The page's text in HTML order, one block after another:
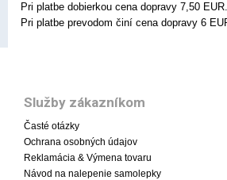
Pri platbe dobierkou cena dopravy 7,50 EUR.
Pri platbe prevodom činí cena dopravy 6
Služby zákazníkom
Časté otázky
Ochrana osobných údajov
Reklamácia & Výmena tovaru
Návod na nalepenie samolepky